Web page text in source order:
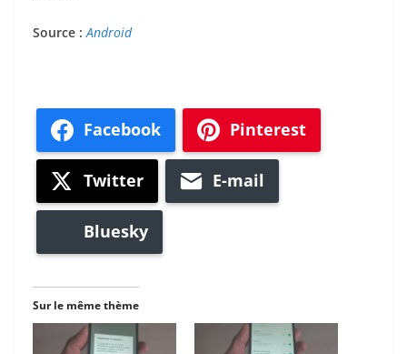
Source : Android
Facebook Pinterest
Twitter E-mail
Bluesky
Sur le même thème